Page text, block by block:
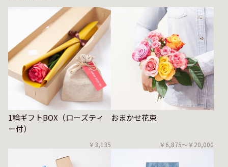
1輪ギフトBOX（ローズティ
ー付）
￥3,135
おまかせ花束
￥6,875〜￥20,000